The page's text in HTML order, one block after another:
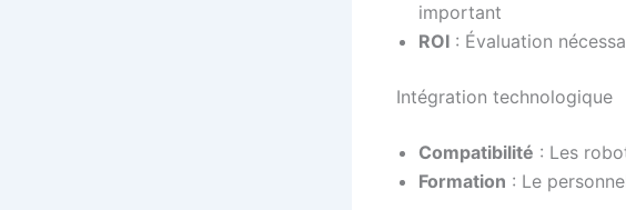
important
ROI : Évaluation
Intégration technologique
Compatibilité : Les
Formation : Le